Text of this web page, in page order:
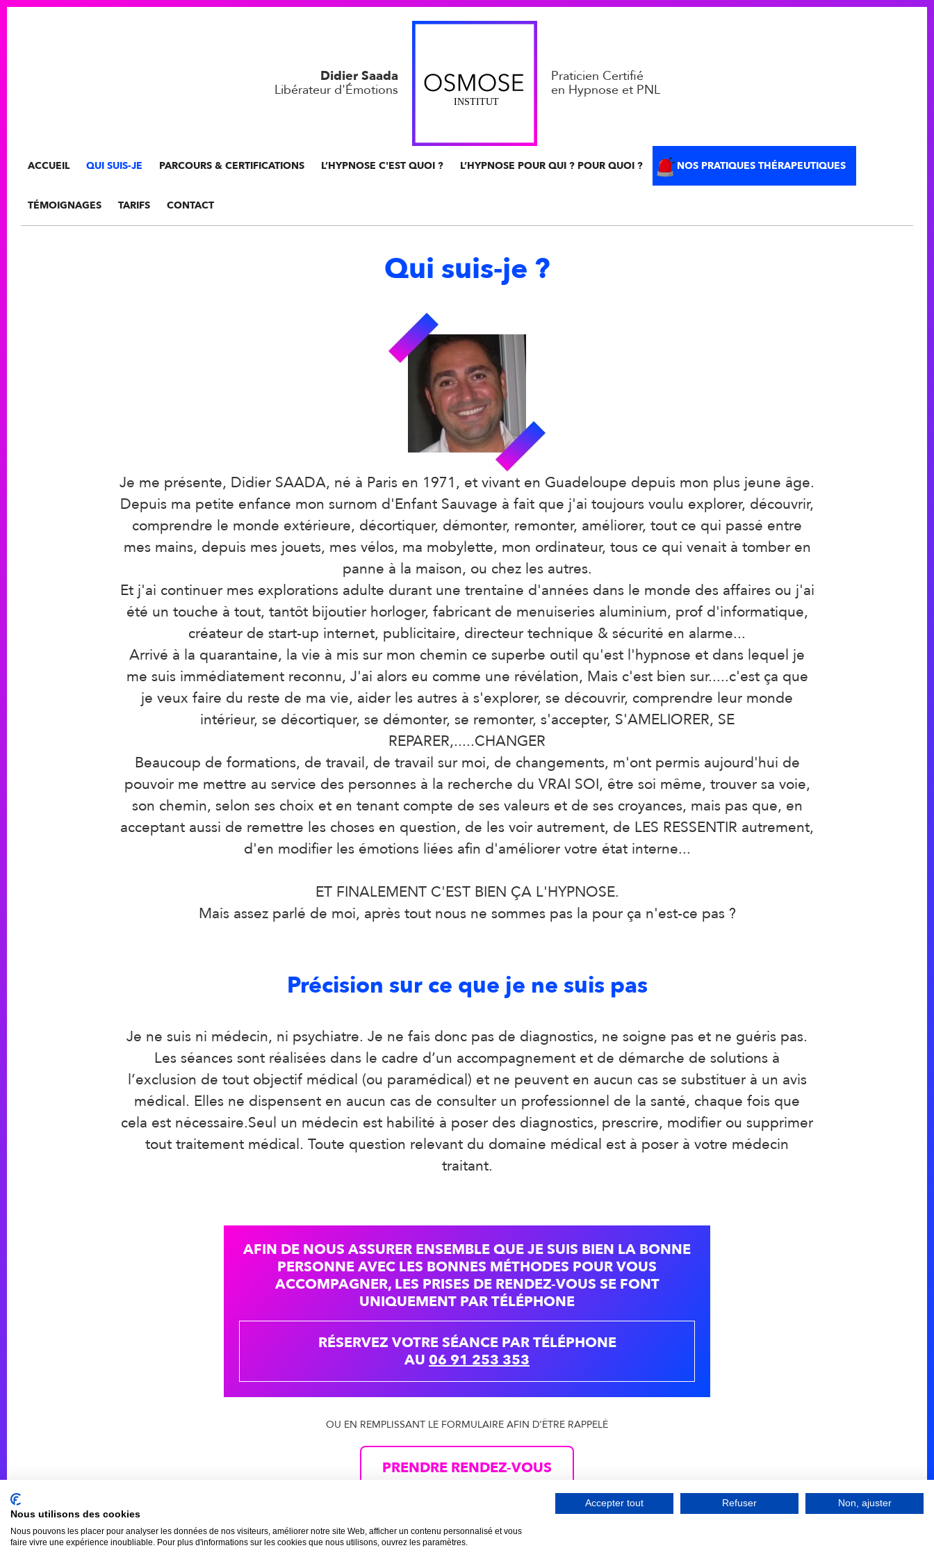
Didier Saada
Libérateur d'Émotions
Praticien Certifié
en Hypnose et PNL
ACCUEIL QUI SUIS-JE PARCOURS & CERTIFICATIONS L’HYPNOSE C'EST QUOI ? L’HYPNOSE POUR QUI ? POUR QUOI ? NOS PRATIQUES THÉRAPEUTIQUES
TÉMOIGNAGES TARIFS CONTACT
Qui suis-je ?
Je me présente, Didier SAADA, né à Paris en 1971, et vivant en Guadeloupe depuis mon plus jeune âge.
Depuis ma petite enfance mon surnom d'Enfant Sauvage à fait que j'ai toujours voulu explorer, découvrir,
comprendre le monde extérieure, décortiquer, démonter, remonter, améliorer, tout ce qui passé entre
mes mains, depuis mes jouets, mes vélos, ma mobylette, mon ordinateur, tous ce qui venait à tomber en
panne à la maison, ou chez les autres.
Et j'ai continuer mes explorations adulte durant une trentaine d'années dans le monde des affaires ou j'ai
été un touche à tout, tantôt bijoutier horloger, fabricant de menuiseries aluminium, prof d'informatique,
créateur de start-up internet, publicitaire, directeur technique & sécurité en alarme...
Arrivé à la quarantaine, la vie à mis sur mon chemin ce superbe outil qu'est l'hypnose et dans lequel je
me suis immédiatement reconnu, J'ai alors eu comme une révélation, Mais c'est bien sur.....c'est ça que
je veux faire du reste de ma vie, aider les autres à s'explorer, se découvrir, comprendre leur monde
intérieur, se décortiquer, se démonter, se remonter, s'accepter, S'AMELIORER, SE
REPARER,.....CHANGER
Beaucoup de formations, de travail, de travail sur moi, de changements, m'ont permis aujourd'hui de
pouvoir me mettre au service des personnes à la recherche du VRAI SOI, être soi même, trouver sa voie,
son chemin, selon ses choix et en tenant compte de ses valeurs et de ses croyances, mais pas que, en
acceptant aussi de remettre les choses en question, de les voir autrement, de LES RESSENTIR autrement,
d'en modifier les émotions liées afin d'améliorer votre état interne...
ET FINALEMENT C'EST BIEN ÇA L'HYPNOSE.
Mais assez parlé de moi, après tout nous ne sommes pas la pour ça n'est-ce pas ?
Précision sur ce que je ne suis pas
Je ne suis ni médecin, ni psychiatre. Je ne fais donc pas de diagnostics, ne soigne pas et ne guéris pas.
Les séances sont réalisées dans le cadre d’un accompagnement et de démarche de solutions à
l’exclusion de tout objectif médical (ou paramédical) et ne peuvent en aucun cas se substituer à un avis
médical. Elles ne dispensent en aucun cas de consulter un professionnel de la santé, chaque fois que
cela est nécessaire.Seul un médecin est habilité à poser des diagnostics, prescrire, modifier ou supprimer
tout traitement médical. Toute question relevant du domaine médical est à poser à votre médecin
traitant.
AFIN DE NOUS ASSURER ENSEMBLE QUE JE SUIS BIEN LA BONNE
PERSONNE AVEC LES BONNES MÉTHODES POUR VOUS
ACCOMPAGNER, LES PRISES DE RENDEZ-VOUS SE FONT
UNIQUEMENT PAR TÉLÉPHONE
RÉSERVEZ VOTRE SÉANCE PAR TÉLÉPHONE
AU 06 91 253 353
OU EN REMPLISSANT LE FORMULAIRE AFIN D’ÊTRE RAPPELÉ
PRENDRE RENDEZ-VOUS
Mentions légales
Nous utilisons des cookies
Nous pouvons les placer pour analyser les données de nos visiteurs, améliorer notre site Web, afficher un contenu personnalisé et vous
faire vivre une expérience inoubliable. Pour plus d'informations sur les cookies que nous utilisons, ouvrez les paramètres.
Accepter tout Refuser Non, ajuster